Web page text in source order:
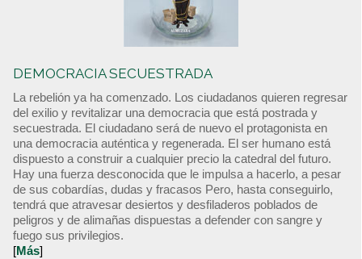
DEMOCRACIA SECUESTRADA
La rebelión ya ha comenzado. Los ciudadanos quieren regresar
del exilio y revitalizar una democracia que está postrada y
secuestrada. El ciudadano será de nuevo el protagonista en
una democracia auténtica y regenerada. El ser humano está
dispuesto a construir a cualquier precio la catedral del futuro.
Hay una fuerza desconocida que le impulsa a hacerlo, a pesar
de sus cobardías, dudas y fracasos Pero, hasta conseguirlo,
tendrá que atravesar desiertos y desfiladeros poblados de
peligros y de alimañas dispuestas a defender con sangre y
fuego sus privilegios.
[Más]